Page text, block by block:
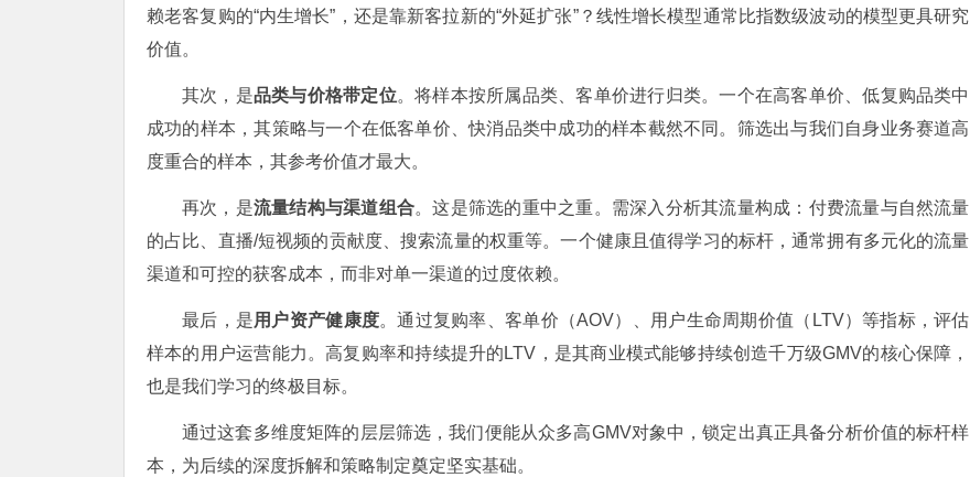
赖老客复购的“内生增长”，还是靠新客拉新的“外延扩张”？线性增长模型通常比指数级波动的模型更具研究
价值。
其次，是品类与价格带定位。将样本按所属品类、客单价进行归类。一个在高客单价、低复购品类中
成功的样本，其策略与一个在低客单价、快消品类中成功的样本截然不同。筛选出与我们自身业务赛道高
度重合的样本，其参考价值才最大。
再次，是流量结构与渠道组合。这是筛选的重中之重。需深入分析其流量构成：付费流量与自然流量
的占比、直播/短视频的贡献度、搜索流量的权重等。一个健康且值得学习的标杆，通常拥有多元化的流量
渠道和可控的获客成本，而非对单一渠道的过度依赖。
最后，是用户资产健康度。通过复购率、客单价（AOV）、用户生命周期价值（LTV）等指标，评估
样本的用户运营能力。高复购率和持续提升的LTV，是其商业模式能够持续创造千万级GMV的核心保障，
也是我们学习的终极目标。
通过这套多维度矩阵的层层筛选，我们便能从众多高GMV对象中，锁定出真正具备分析价值的标杆样
本，为后续的深度拆解和策略制定奠定坚实基础。